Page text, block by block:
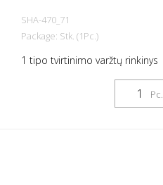
SHA-470_71
Package: Stk. (1Pc.)
1 tipo tvirtinimo varžtų rinkinys
Pc.